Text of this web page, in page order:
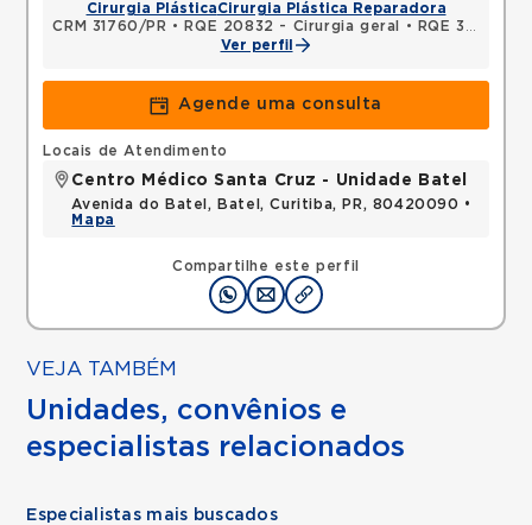
Cirurgia PlásticaCirurgia Plástica Reparadora
CRM 31760/PR • RQE 20832 - Cirurgia geral •
RQE 31527 - Cirurgia plástica
Ver perfil
Agende uma consulta
Compartilhe este perfil
Locais de Atendimento
Centro Médico Santa Cruz - Unidade Batel
Avenida do Batel, Batel, Curitiba, PR, 80420090 •
Mapa
VEJA TAMBÉM
Unidades, convênios e
especialistas relacionados
Especialistas mais buscados